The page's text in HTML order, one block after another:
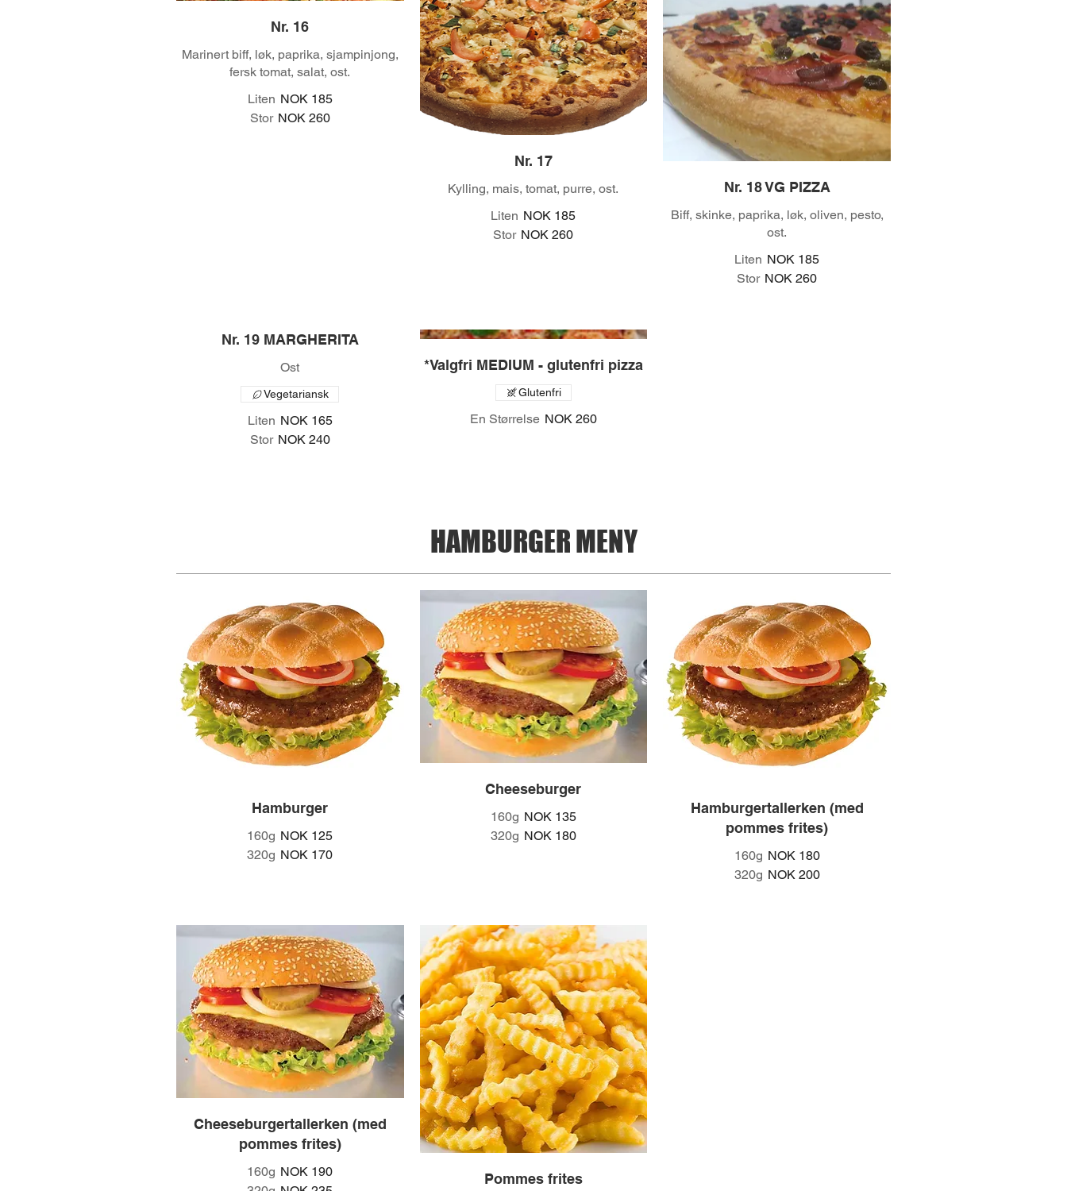
Nr. 16
Marinert biff, løk, paprika, sjampinjong,
fersk tomat, salat, ost.
Liten NOK 185
Stor NOK 260
Nr. 17
Kylling, mais, tomat, purre, ost.
Liten NOK 185
Stor NOK 260
Nr. 18 VG PIZZA
Biff, skinke, paprika, løk, oliven, pesto,
ost.
Liten NOK 185
Stor NOK 260
Nr. 19 MARGHERITA
Ost
Liten NOK 165
Stor NOK 240
Vegetariansk
*Valgfri MEDIUM - glutenfri pizza
En Størrelse NOK 260
Glutenfri
HAMBURGER MENY
Hamburger
160g NOK 125
320g NOK 170
Cheeseburger
160g NOK 135
320g NOK 180
Hamburgertallerken (med
pommes frites)
160g NOK 180
320g NOK 200
Cheeseburgertallerken (med
pommes frites)
160g NOK 190
Pommes frites